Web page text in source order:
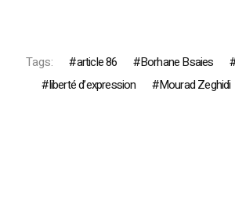
Tags: article 86 Borhane Bsaies
liberté d’expression
Mourad Zeghidi